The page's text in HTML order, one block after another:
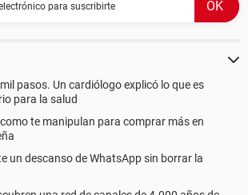
pasos. Un cardiólogo explicó lo que es
para la salud
como te manipulan para comprar más en
un descanso de WhatsApp sin borrar la